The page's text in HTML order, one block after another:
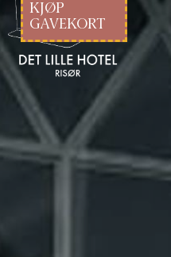
KJØP
GAVEKORT